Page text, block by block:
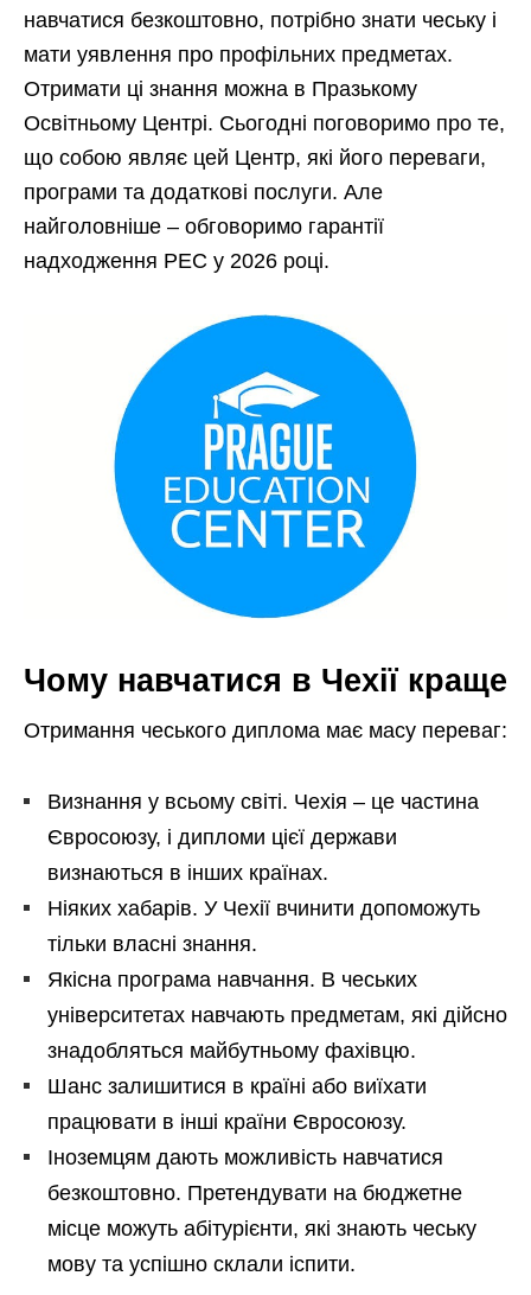
навчатися безкоштовно, потрібно знати чеську і
мати уявлення про профільних предметах.
Отримати ці знання можна в Празькому
Освітньому Центрі. Сьогодні поговоримо про те,
що собою являє цей Центр, які його переваги,
програми та додаткові послуги. Але
найголовніше – обговоримо гарантії
надходження PEC у 2026 році.
Чому навчатися в Чехії краще
Отримання чеського диплома має масу переваг:
Визнання у всьому світі. Чехія – це частина
Євросоюзу, і дипломи цієї держави
визнаються в інших країнах.
Ніяких хабарів. У Чехії вчинити допоможуть
тільки власні знання.
Якісна програма навчання. В чеських
університетах навчають предметам, які дійсно
знадобляться майбутньому фахівцю.
Шанс залишитися в країні або виїхати
працювати в інші країни Євросоюзу.
Іноземцям дають можливість навчатися
безкоштовно. Претендувати на бюджетне
місце можуть абітурієнти, які знають чеську
мову та успішно склали іспити.